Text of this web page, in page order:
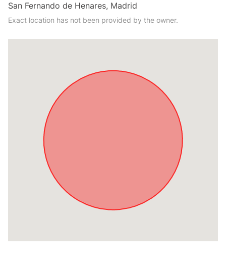
San Fernando de Henares, Madrid
Exact location has not been provided by the owner.